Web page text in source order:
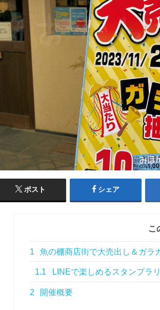
ポスト シェア
こ
1 魚の棚商店街で大売出し＆ガラ
1.1 LINEで楽しめるスタンプラ
2 開催概要